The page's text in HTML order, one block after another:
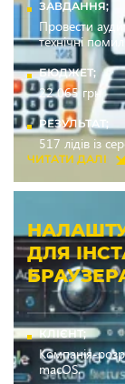
ЗАВДАННЯ;
Провести
технічні
БЮДЖЕТ;
22 065 грн
РЕЗУЛЬТАТ;
517 лідів із
ЧИТАТИ ДАЛІ
ДЛЯ
КЛІЄНТ;
Компанія-
macOS.